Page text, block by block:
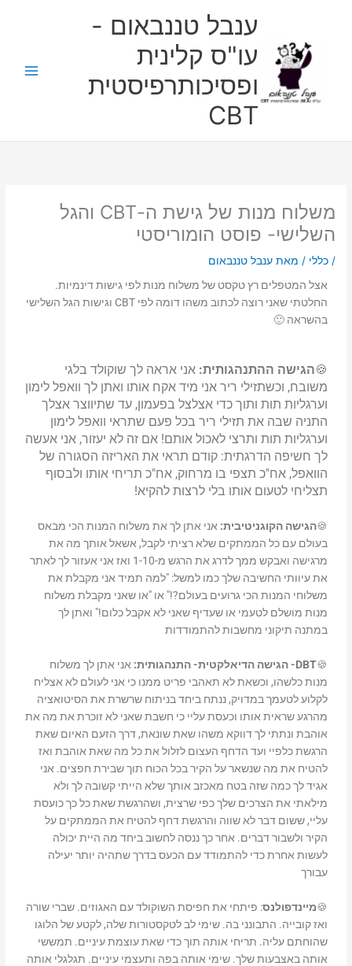
ענבל טננבאום -
עו"ס קלינית
ופסיכותרפיסטית
CBT
משלוח מנות של גישת ה-CBT והגל
השלישי- פוסט הומוריסטי
/כללי / מאתענבל טננבאום
אצל המטפלים רץ טקסט של משלוח מנות לפי גישות דינמיות.
החלטתי שאני רוצה לכתוב משהו דומה לפי CBT וגישות הגל השלישי
בהשראה 🙂
🍪הגישה ההתנהגותית: אני אראה לך שוקולד בלגי
משובח, וכשתזילי ריר אני מיד אקח אותו ואתן לך וואפל לימון
וערגליות תות ותוך כדי אצלצל בפעמון, עד שתיווצר אצלך
התניה שבה את תזילי ריר בכל פעם שתראי וואפל לימון
וערגליות תות ותרצי לאכול אותם! אם זה לא יעזור, אני אעשה
לך חשיפה הדרגתית: קודם תראי את האריזה הסגורה של
הוואפל, אח"כ תצפי בו מרחוק, אח"כ תריחי אותו ולבסוף
תצליחי לטעום אותו בלי לרצות להקיא!
🍪הגישה הקוגניטיבית: אני אתן לך את משלוח המנות הכי מבאס
בעולם עם כל הממתקים שלא רציתי לקבל, אשאל אותך מה את
מרגישה ואבקש ממך לדרג את הרגש מ-1-10 ואז אני אעזור לך לאתר
את עיוותי החשיבה שלך כמו למשל: "למה תמיד אני מקבלת את
משלוחי המנות הכי גרועים בעולם?!" או "או שאני מקבלת משלוח
מנות מושלם לטעמי או שעדיף שאני לא אקבל כלום!" ואתן לך
במתנה תיקוני מחשבות להתמודדות
🍪DBT- הגישה הדיאלקטית- התנהגותית:
אני אתן לך משלוח
מנות כלשהו, וכשאת לא תאהבי פריט ממנו כי אני לעולם לא אצליח
לקלוע לטעמך במדויק, ננתח ביחד בניתוח שרשרת את הסיטואציה
מהרגע שראית אותו וכעסת עליי כי חשבת שאני לא זוכרת את מה את
אוהבת ונתתי לך דווקא משהו שאת שונאת, דרך הזעם האיום שאת
הרגשת כלפיי ועד הדחף העצום לזלול את כל מה שאת אוהבת ואז
להטיח את מה שנשאר על הקיר בכל הכוח תוך שבירת חפצים. אני
אגיד לך כמה שזה בטח מאכזב אותך שלא הייתי קשובה לך ולא
מילאתי את הצרכים שלך כפי שרצית, ושהרגשת שאת כל כך כועסת
עליי, ששום דבר לא שווה והרגשת דחף להטיח את הממתקים על
הקיר ולשבור דברים. אחר כך ננסה לחשוב ביחד מה היית יכולה
לעשות אחרת כדי להתמודד עם הכעס בדרך שתהיה יותר יעילה
עבורך
🍪מיינדפולנס: פיתחי את חפיסת השוקולד עם האגוזים. שברי שורה
ואז קובייה. התבונני בה. שימי לב לטקסטורות שלה, לקטע של הלוגו
שהוחתם עליה. תריחי אותה תוך כדי שאת עוצמת עיניים. תמששי
אותה באצבעות שלך. שימי אותה בפה ותעצמי עיניים. תגלגלי אותה